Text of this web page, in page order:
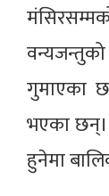
गुमाएका
भएका
हुनेमा